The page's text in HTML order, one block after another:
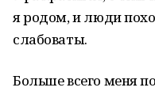
я родом, и люди
слабоваты.
Больше всего меня